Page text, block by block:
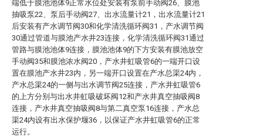
端低于膜池池体9正常水位处安装有泵前手动阀26、膜池
抽吸泵22、泵后手动阀27、出水流量计21，出水流量计21
后安装有产水调节阀30和化学清洗循环阀31，产水调节阀
30通过管道与膜池产水井23连接，化学清洗循环阀31通过
管路与膜池池体9连接，膜池池体9的下方安装有膜池放空
手动阀35和膜池浓水阀20，产水井虹吸管6的一端开口设
置在膜池产水井23内，另一端开口设置在产水总渠24内，
产水总渠24的一侧与出水调节阀25连接，产水井虹吸管6
的上方分别与出水井虹吸破坏阀12和产水井真空抽吸阀8
连接，产水井真空抽吸阀8与第二真空泵16连接，产水总
渠24内设有出水保护堰36，以保证产水井虹吸管6的正常
运行。